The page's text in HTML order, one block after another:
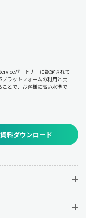
パートナーに認定されて
プラットフォームの利用と共
ことで、お客様に高い水準で
資料ダウンロード